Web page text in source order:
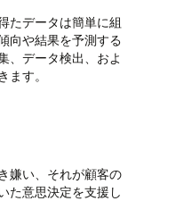
たデータは簡単に組
向や結果を予測する
、データ検出、およ
す。
嫌い、それが顧客の
た意思決定を支援し